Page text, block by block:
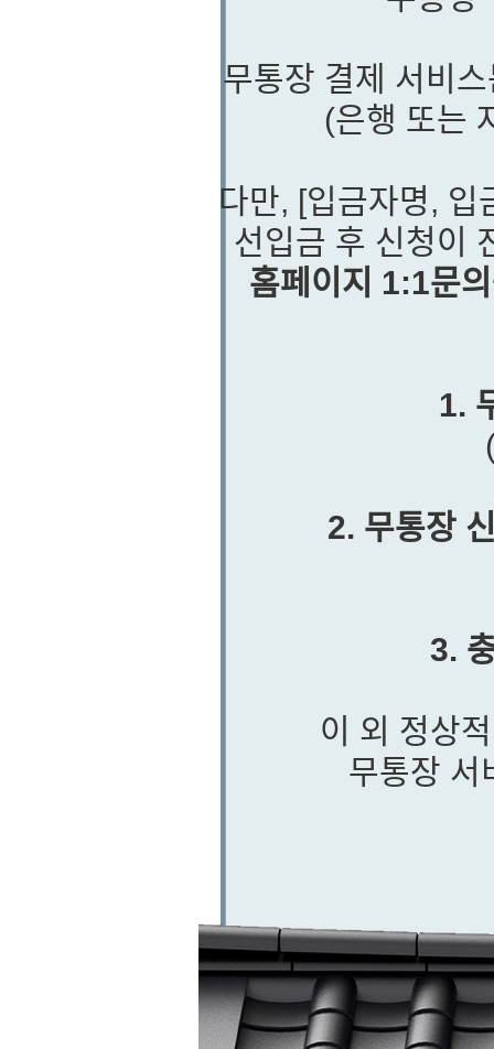
무통장 결제 서비
(은행 또는
다만, [입금자명, 입
선입금 후 신청이
홈페이지 1:1문
1.
2. 무통장
3.
이 외 정상
무통장 서